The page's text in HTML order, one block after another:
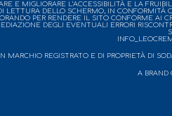
E MIGLIORARE L’ACCESSIBILITÀ E LA
DELLO SCHERMO, IN
PER RENDERE IL SITO CONFORME AI
DEGLI EVENTUALI ERRORI
REGISTRATO E DI PROPRIETÀ DI
A BRAND